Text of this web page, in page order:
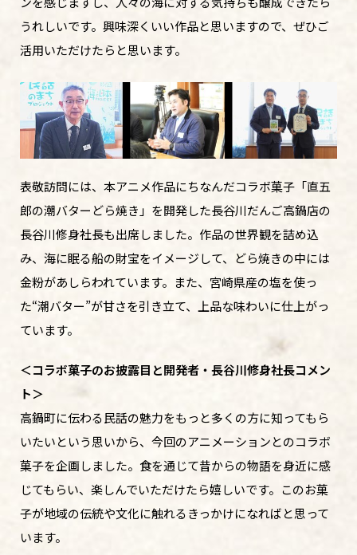
うれしいです。興味深くいい作品と思いますので、ぜひご
活用いただけたらと思います。
表敬訪問には、本アニメ作品にちなんだコラボ菓子「直五
郎の潮バターどら焼き」を開発した長谷川だんご高鍋店の
長谷川修身社長も出席しました。作品の世界観を詰め込
み、海に眠る船の財宝をイメージして、どら焼きの中には
金粉があしらわれています。また、宮崎県産の塩を使っ
た“潮バター”が甘さを引き立て、上品な味わいに仕上がっ
ています。
＜コラボ菓子のお披露目と開発者・長谷川修身社長コメン
ト＞
高鍋町に伝わる民話の魅力をもっと多くの方に知ってもら
いたいという思いから、今回のアニメーションとのコラボ
菓子を企画しました。食を通じて昔からの物語を身近に感
じてもらい、楽しんでいただけたら嬉しいです。このお菓
子が地域の伝統や文化に触れるきっかけになればと思って
います。